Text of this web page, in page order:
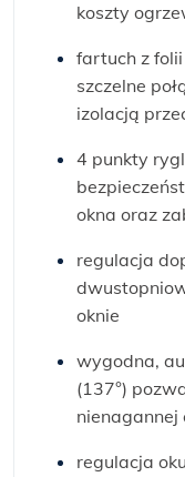
koszty
fartuch z
szczelne
izolacją
4 punkty
okna oraz
regulacja
oknie
wygodna,
(137°)
nienagannej
regulacja